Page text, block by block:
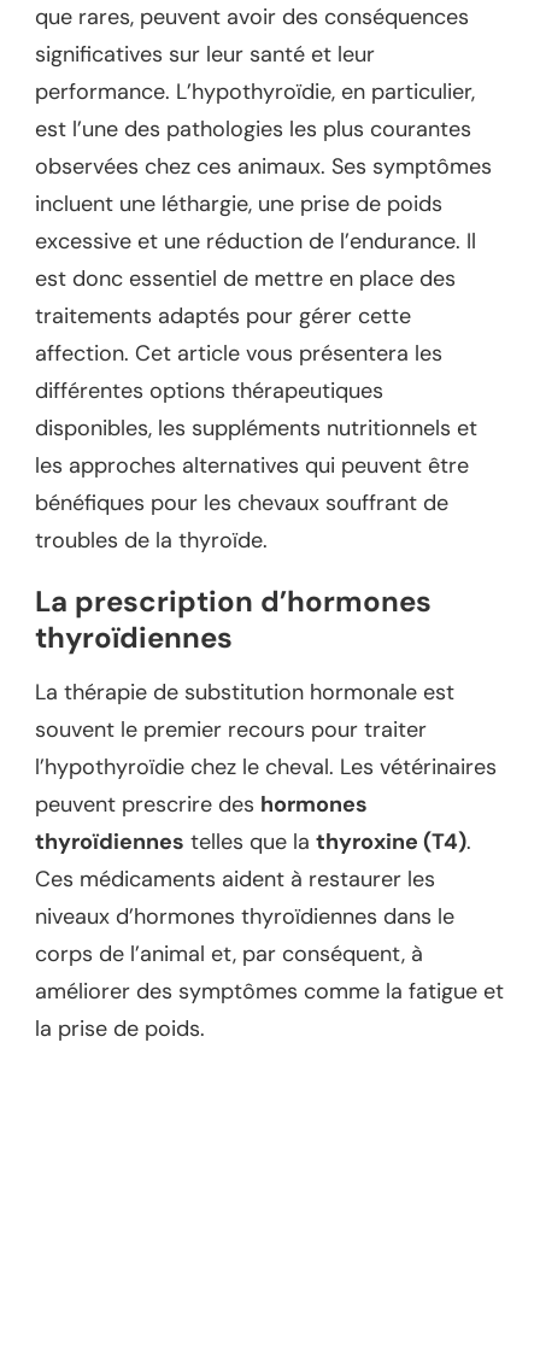
que rares, peuvent avoir des conséquences
significatives sur leur santé et leur
performance. L’hypothyroïdie, en particulier,
est l’une des pathologies les plus courantes
observées chez ces animaux. Ses symptômes
incluent une léthargie, une prise de poids
excessive et une réduction de l’endurance. Il
est donc essentiel de mettre en place des
traitements adaptés pour gérer cette
affection. Cet article vous présentera les
différentes options thérapeutiques
disponibles, les suppléments nutritionnels et
les approches alternatives qui peuvent être
bénéfiques pour les chevaux souffrant de
troubles de la thyroïde.
La prescription d’hormones
thyroïdiennes
La thérapie de substitution hormonale est
souvent le premier recours pour traiter
l’hypothyroïdie chez le cheval. Les vétérinaires
peuvent prescrire des hormones
thyroïdiennes telles que la thyroxine (T4).
Ces médicaments aident à restaurer les
niveaux d’hormones thyroïdiennes dans le
corps de l’animal et, par conséquent, à
améliorer des symptômes comme la fatigue et
la prise de poids.